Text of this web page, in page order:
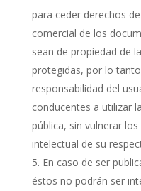
para ceder derechos
comercial de los
sean de propiedad de
protegidas, por lo
responsabilidad del
conducentes a utilizar
pública, sin vulnerar
intelectual de su
En caso de ser
éstos no podrán ser